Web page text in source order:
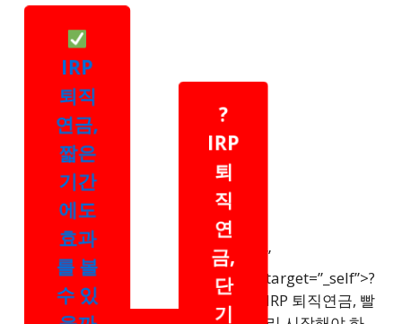
IRP
퇴직
연금,
짧은
기간
에도
효과
를 볼
수 있
?
IRP
퇴
직
연
금,
단
기
”
target=”_self”>?
IRP 퇴직연금, 빨